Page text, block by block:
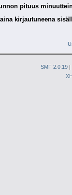
pituus
kirjautuneena
SMF 2.0.19